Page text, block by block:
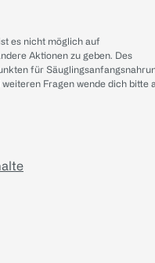
es nicht möglich auf
Aktionen zu geben. Des
für
weiteren Fragen wende dich bitte